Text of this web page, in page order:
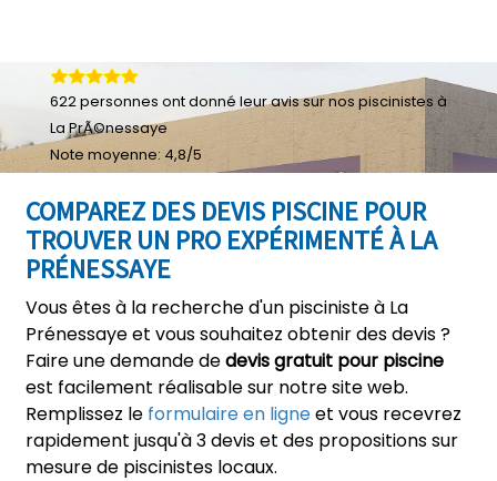
COMPAREZ DES DEVIS PISCINE POUR
TROUVER UN PRO EXPÉRIMENTÉ À LA
PRÉNESSAYE
Vous êtes à la recherche d'un pisciniste à La
Prénessaye et vous souhaitez obtenir des devis ?
Faire une demande dedevis gratuit pour piscine
est facilement réalisable sur notre site web.
Remplissez le formulaire en ligneet vous recevrez
rapidement jusqu'à 3 devis et des propositions sur
mesure de piscinistes locaux.
622personnes ont donné leuravis sur nos piscinistes à
La PrÃ©nessaye
Note moyenne: 4,8/5